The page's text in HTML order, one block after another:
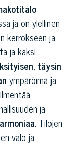
ja on ylellinen
kerrokseen ja
ja kaksi
täysin
ympäröimä ja
ja
Tilojen
valo ja
asunnon.